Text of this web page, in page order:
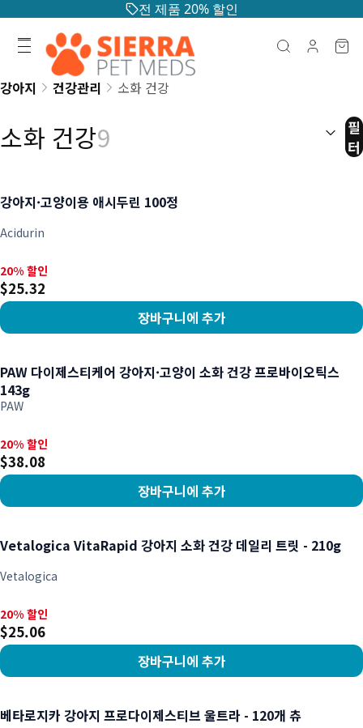
전 제품 20% 할인
강아지 건강관리 소화 건강
소화 건강9 (선
필
터
강아지·고양이용 애시두린 100정
Acidurin
20% 할인, $25.32
20% 할인
$25.32
장바구니에 추가
PAW 다이제스티케어 강아지·고양이 소화 건강 프로바이오틱스
143g
PAW
20% 할인, $38.08
20% 할인
$38.08
장바구니에 추가
Vetalogica VitaRapid 강아지 소화 건강 데일리 트릿 - 210g
Vetalogica
20% 할인, $25.06
20% 할인
$25.06
장바구니에 추가
베타로지카 강아지 프로다이제스티브 울트라 - 120개 츄